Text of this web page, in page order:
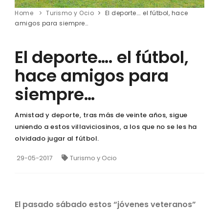
Home Turismo y Ocio
El deporte…. el fútbol, hace
amigos para siempre…
El deporte…. el fútbol,
hace amigos para
siempre…
Amistad y deporte, tras más de veinte años, sigue
uniendo a estos villaviciosinos, a los que no se les ha
olvidado jugar al fútbol.
29-05-2017 Turismo y Ocio
El pasado sábado estos “jóvenes veteranos”